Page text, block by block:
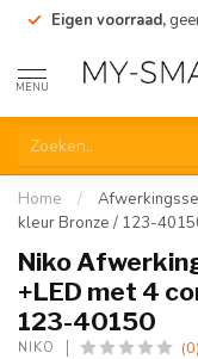
Eigen voorraad,
MENU
Home /
kleur Bronze / 123-
Niko
+LED met 4
123-40150
NIKO (0)